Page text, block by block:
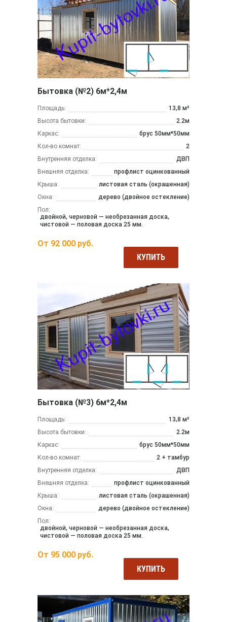
Бытовка (№2) 6м*2,4м
Площадь:
13,8 м²
Высота бытовки:
2.2м
Каркас:
брус 50мм*50мм
Кол-во комнат:
2
Внутренняя отделка:
ДВП
Внешняя отделка:
профлист оцинкованный
Крыша:
листовая сталь (окрашенная)
Окна:
дерево (двойное остекление)
Пол:
двойной, черновой — необрезанная доска,
чистовой — половая доска 25 мм.
От 92 000 руб.
КУПИТЬ
Бытовка (№3) 6м*2,4м
Площадь:
13,8 м²
Высота бытовки:
2.2м
Каркас:
брус 50мм*50мм
Кол-во комнат:
2 + тамбур
Внутренняя отделка:
ДВП
Внешняя отделка:
профлист оцинкованный
Крыша:
листовая сталь (окрашенная)
Окна:
дерево (двойное остекление)
Пол:
двойной, черновой — необрезанная доска,
чистовой — половая доска 25 мм.
От 95 000 руб.
КУПИТЬ